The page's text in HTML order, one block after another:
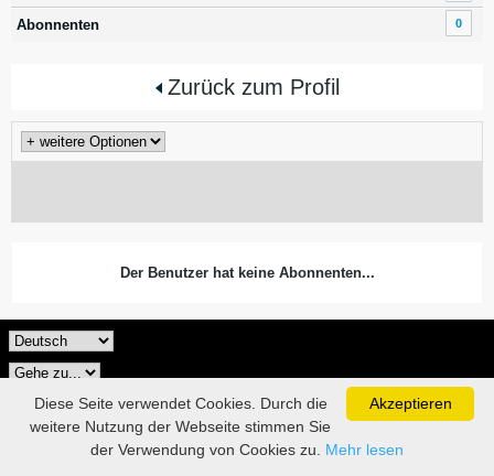
Abonnenten 0
Zurück zum Profil
Der Benutzer hat keine Abonnenten...
Akzeptieren
Diese Seite verwendet Cookies. Durch die
weitere Nutzung der Webseite stimmen Sie
der Verwendung von Cookies zu. Mehr lesen